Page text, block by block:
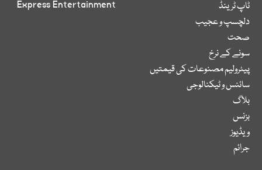
ٹاپ ٹرینڈ
دلچسپ و عجیب
صحت
سونے کے نرخ
پیٹرولیم مصنوعات کی قیمتیں
سائنس و ٹیکنالوجی
بلاگ
بزنس
ویڈیوز
جرائم
Express Entertainment